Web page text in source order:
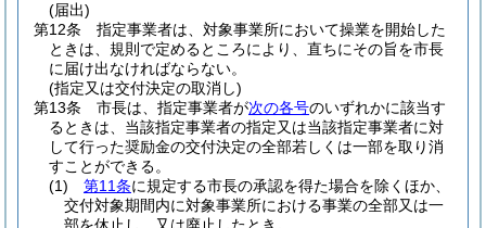
(届出)
第12条
指定事業者は、対象事業所において操業を開始した
ときは、規則で定めるところにより、直ちにその旨を市長
に届け出なければならない。
(指定又は交付決定の取消し)
第13条
市長は、指定事業者が次の各号のいずれかに該当す
るときは、当該指定事業者の指定又は当該指定事業者に対
して行った奨励金の交付決定の全部若しくは一部を取り消
すことができる。
(1)
第11条に規定する市長の承認を得た場合を除くほか、
交付対象期間内に対象事業所における事業の全部又は一